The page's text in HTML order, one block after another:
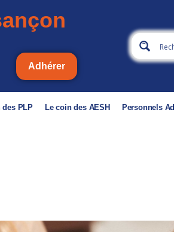
Adhérer
des PLP Le coin des AESH Personnels